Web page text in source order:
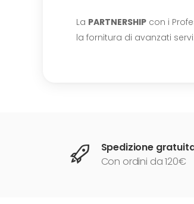
La PARTNERSHIP con i
la fornitura di avanzati
Spedizione
Con ordini da 120€